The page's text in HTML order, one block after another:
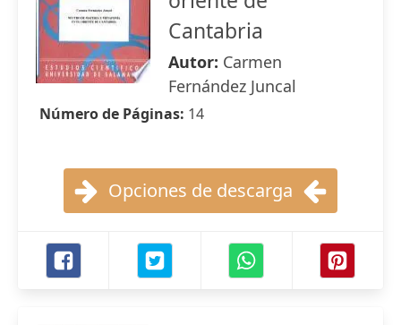
Cantabria
Autor: Carmen
Fernández Juncal
Número de Páginas: 14
Opciones de descarga